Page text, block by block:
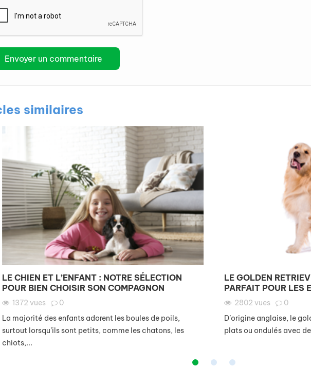
similaires
LE CHIEN ET L’ENFANT : NOTRE SÉLECTION
POUR BIEN CHOISIR SON COMPAGNON
1372 vues
0
La majorité des enfants adorent les boules de poils,
surtout lorsqu’ils sont petits, comme les chatons, les
chiots,...
LE GOLDEN
PARFAIT POUR LES
2802 vues
0
D’origine anglaise, le
plats ou ondulés avec